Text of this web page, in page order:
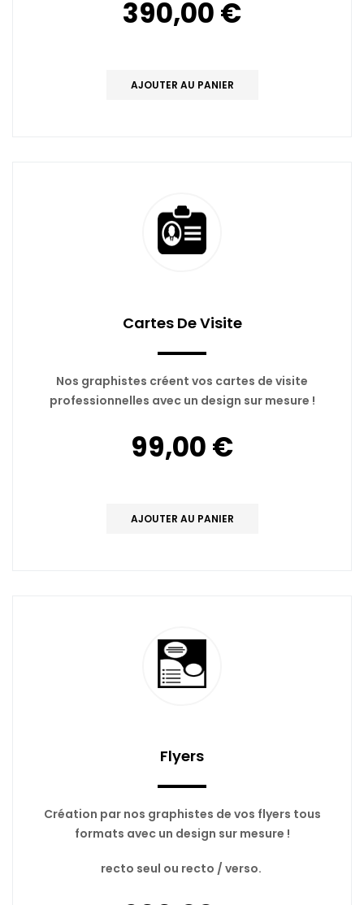
390,00 €
AJOUTER AU PANIER
Cartes De Visite
Nos graphistes créent vos cartes de visite
professionnelles avec un design sur mesure !
99,00 €
AJOUTER AU PANIER
Flyers
Création par nos graphistes de vos flyers tous
formats avec un design sur mesure !
recto seul ou recto / verso.